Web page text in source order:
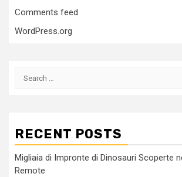
Comments feed
WordPress.org
Search
RECENT POSTS
Migliaia di Impronte di Dinosauri Scoperte
Remote